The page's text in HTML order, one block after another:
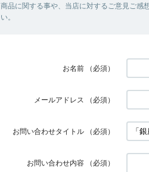
商品に関する事や、当店に対するご意見ご感
い。
お名前 （必須）
メールアドレス （必須）
お問い合わせタイトル （必須）
お問い合わせ内容 （必須）